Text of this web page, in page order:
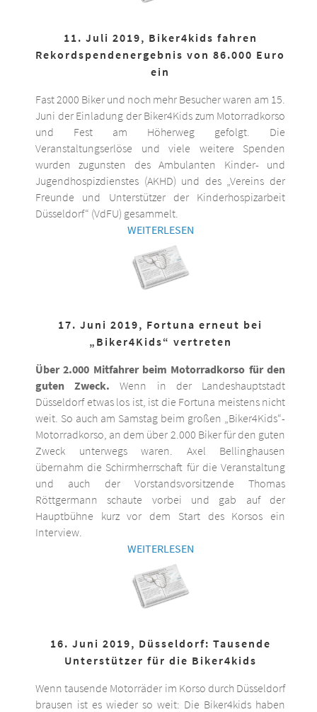
11. Juli 2019, Biker4kids fahren
Rekordspendenergebnis von 86.000 Euro
ein
Fast 2000 Biker und noch mehr Besucher waren am 15.
Juni der Einladung der Biker4Kids zum Motorradkorso
und Fest am Höherweg gefolgt. Die
Veranstaltungserlöse und viele weitere Spenden
wurden zugunsten des Ambulanten Kinder- und
Jugendhospizdienstes (AKHD) und des „Vereins der
Freunde und Unterstützer der Kinderhospizarbeit
Düsseldorf“ (VdFU) gesammelt.
WEITERLESEN
17. Juni 2019, Fortuna erneut bei
„Biker4Kids“ vertreten
Über 2.000 Mitfahrer beim Motorradkorso für den
guten Zweck. Wenn in der Landeshauptstadt
Düsseldorf etwas los ist, ist die Fortuna meistens nicht
weit. So auch am Samstag beim großen „Biker4Kids“-
Motorradkorso, an dem über 2.000 Biker für den guten
Zweck unterwegs waren. Axel Bellinghausen
übernahm die Schirmherrschaft für die Veranstaltung
und auch der Vorstandsvorsitzende Thomas
Röttgermann schaute vorbei und gab auf der
Hauptbühne kurz vor dem Start des Korsos ein
Interview.
WEITERLESEN
16. Juni 2019, Düsseldorf: Tausende
Unterstützer für die Biker4kids
Wenn tausende Motorräder im Korso durch Düsseldorf
brausen ist es wieder so weit: Die Biker4kids haben